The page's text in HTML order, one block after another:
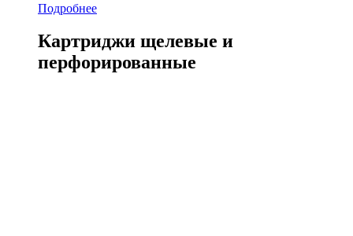
Подробнее
Картриджи щелевые и
перфорированные